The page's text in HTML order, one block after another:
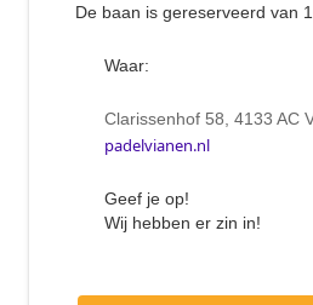
De baan is gereserveerd van
Waar:
Clarissenhof 58, 4133 AC
padelvianen.nl
Geef je op!
Wij hebben er zin in!